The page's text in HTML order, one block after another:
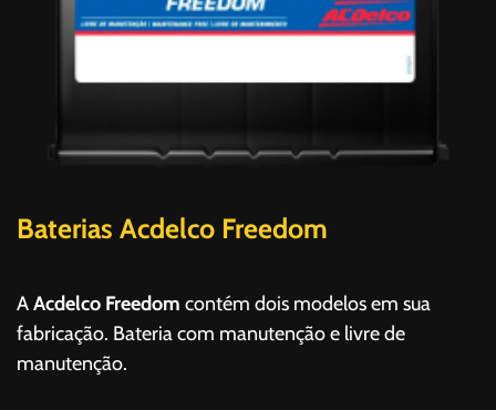
Baterias Acdelco Freedom
AAcdelco Freedom contém dois modelos em sua
fabricação. Bateria com manutenção e livre de
manutenção.